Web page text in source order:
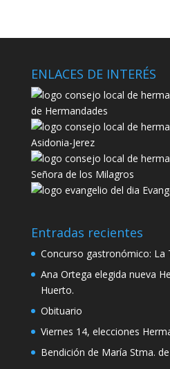
ENLACES DE INTERÉS
de Hermandades
Asidonia-Jerez
Señora de los Milagros
Entradas recientes
Concurso gastronómico: La
Ana Ortega elegida nueva
Huerto.
Obituario
Viernes 14, elecciones
Bendición de María Stma.